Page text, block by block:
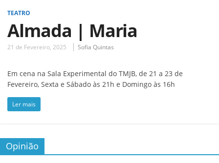
TEATRO
Almada | Maria
21 de Fevereiro, 2025 Sofia Quintas
Em cena na Sala Experimental do TMJB, de 21 a 23 de
Fevereiro, Sexta e Sábado às 21h e Domingo às 16h
Ler mais
Opinião